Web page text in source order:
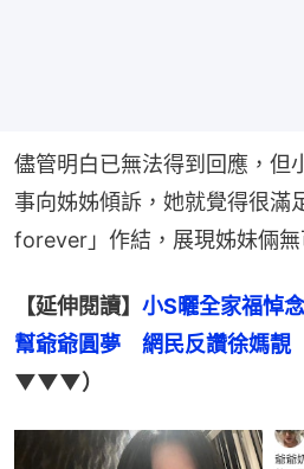
儘管明白已無法得到回應，但
事向姊姊傾訴，她就覺得很滿
forever」作結，展現姊妹倆無
【延伸閱讀】 小S曬全家福悼
幫爺爺圓夢　網民反讚徐媽靚
▼▼▼）